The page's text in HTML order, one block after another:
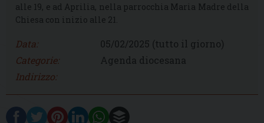
alle 19, e ad Aprilia, nella parrocchia Maria Madre della
Chiesa con inizio alle 21.
Data: 05/02/2025 (tutto il giorno)
Categorie:
Agenda diocesana
Indirizzo: